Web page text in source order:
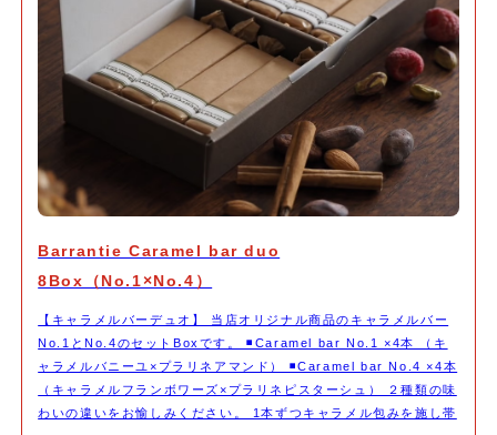
Barrantie Caramel bar duo
8Box（No.1×No.4）
【キャラメルバーデュオ】 当店オリジナル商品のキャラメルバー
No.1とNo.4のセットBoxです。 ◾️Caramel bar No.1 ×4本 （キ
ャラメルバニーユ×プラリネアマンド） ◾️Caramel bar No.4 ×4本
（キャラメルフランボワーズ×プラリネピスターシュ） ２種類の味
わいの違いをお愉しみください。 1本ずつキャラメル包みを施し帯